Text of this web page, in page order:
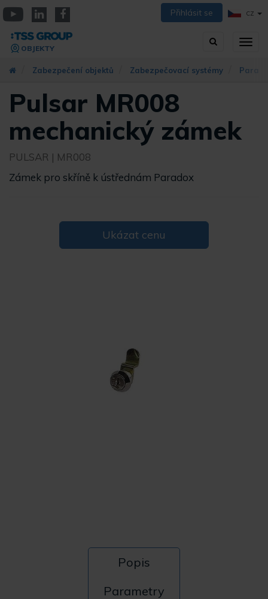
Přejít
k
hlavnímu
obsahu
Přihlásit se CZ
Vyhledávání
OBJEKTY
Zabezpečení objektů Zabezpečovací systémy
Pulsar MR008
mechanický zámek
PULSAR | MR008
Zámek pro skříně k ústřednám Paradox
Ukázat cenu
Popis
Parametry